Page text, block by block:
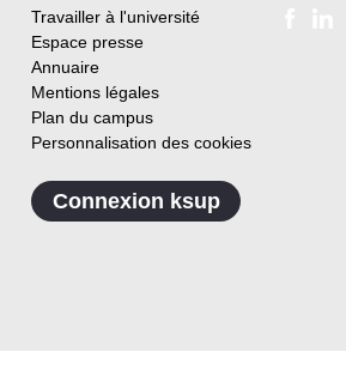
Travailler à l'université
Espace presse
Annuaire
Mentions légales
Plan du campus
Personnalisation des cookies
Connexion ksup